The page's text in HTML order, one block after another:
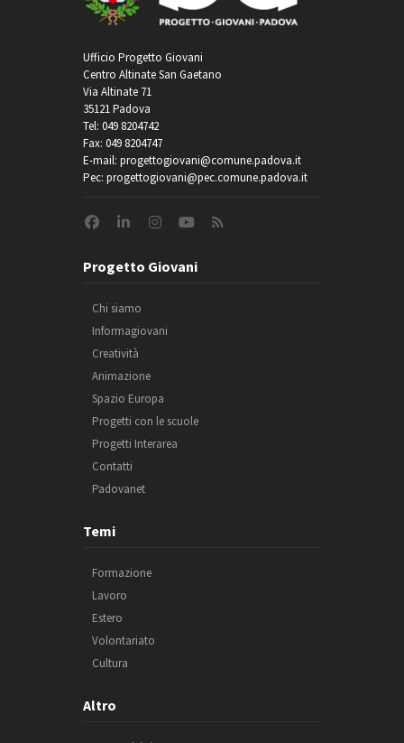
Ufficio Progetto Giovani
Centro Altinate San Gaetano
Via Altinate 71
35121 Padova
Tel: 049 8204742
Fax: 049 8204747
E-mail: progettogiovani@comune.padova.it
Pec: progettogiovani@pec.comune.padova.it
Progetto Giovani
Chi siamo
Informagiovani
Creatività
Animazione
Spazio Europa
Progetti con le scuole
Progetti Interarea
Contatti
Padovanet
Temi
Formazione
Lavoro
Estero
Volontariato
Cultura
Altro